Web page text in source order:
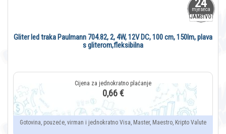
24
mjeseca
JAMSTVO
Gliter led traka Paulmann 704.82, 2, 4W, 12V DC, 100 cm, 150lm, plava
s gliterom,fleksibilna
0,66 €
Gotovina, pouzeće, virman i jednokratno Visa, Master, Maestro, Kripto Valute